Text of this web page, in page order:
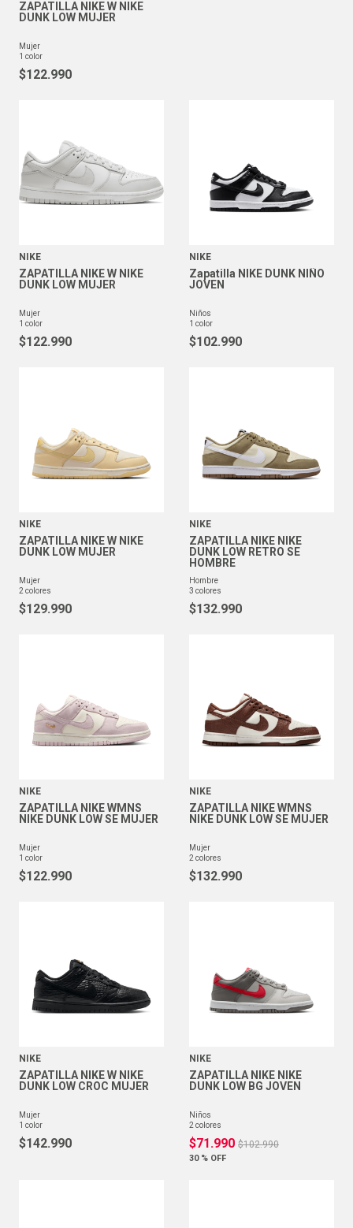
ZAPATILLA NIKE W NIKE
DUNK LOW MUJER
mujer
1 color
$122.990
NIKE
ZAPATILLA NIKE W NIKE
DUNK LOW MUJER
mujer
1 color
$122.990
NIKE
Zapatilla NIKE DUNK NIÑO
JOVEN
niños
1 color
$102.990
NIKE
ZAPATILLA NIKE W NIKE
DUNK LOW MUJER
mujer
2 colores
$129.990
NIKE
ZAPATILLA NIKE NIKE
DUNK LOW RETRO SE
HOMBRE
hombre
3 colores
$132.990
NIKE
ZAPATILLA NIKE WMNS
NIKE DUNK LOW SE MUJER
mujer
1 color
$122.990
NIKE
ZAPATILLA NIKE WMNS
NIKE DUNK LOW SE MUJER
mujer
2 colores
$132.990
NIKE
ZAPATILLA NIKE W NIKE
DUNK LOW CROC MUJER
mujer
1 color
$142.990
NIKE
ZAPATILLA NIKE NIKE
DUNK LOW BG JOVEN
niños
2 colores
$71 .990 $102.990
30 % OFF